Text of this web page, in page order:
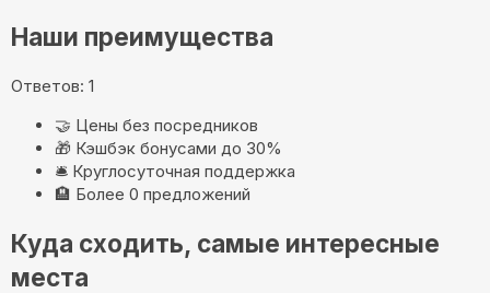
Наши преимущества
Ответов: 1
🤝 Цены без посредников
🎁 Кэшбэк бонусами до 30%
🛎️ Круглосуточная поддержка
🏨 Более 0 предложений
Куда сходить, самые интересные
места